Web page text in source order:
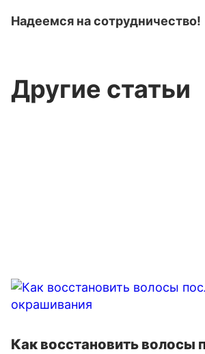
Надеемся на сотрудничество!
Другие статьи
Как восстановить волосы